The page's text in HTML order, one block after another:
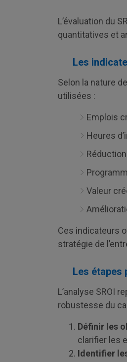
L’évaluation du
quantitatives et
Les
Selon la nature
utilisées :
Emplois
Heures
Valeur
Ces indicateurs
stratégie de
Les étapes
L’analyse SROI
robustesse du
Définir les
clarifier les
Identifier